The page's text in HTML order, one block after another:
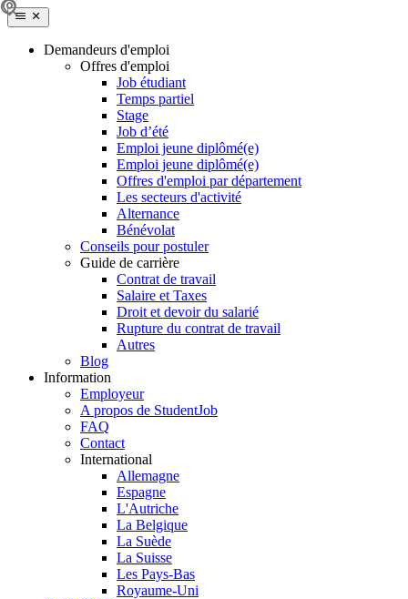
Demandeurs d'emploi
Offres d'emploi
Job étudiant
Temps partiel
Stage
Job d’été
Emploi jeune diplômé(e)
Emploi jeune diplômé(e)
Offres d'emploi par département
Les secteurs d'activité
Alternance
Bénévolat
Conseils pour postuler
Guide de carrière
Contrat de travail
Salaire et Taxes
Droit et devoir du salarié
Rupture du contrat de travail
Autres
Blog
Information
Employeur
A propos de StudentJob
FAQ
Contact
International
Allemagne
Espagne
L'Autriche
La Belgique
La Suède
La Suisse
Les Pays-Bas
Royaume-Uni